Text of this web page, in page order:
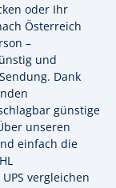
oder Ihr
Österreich
–
und
Dank
günstige
unseren
einfach die
vergleichen